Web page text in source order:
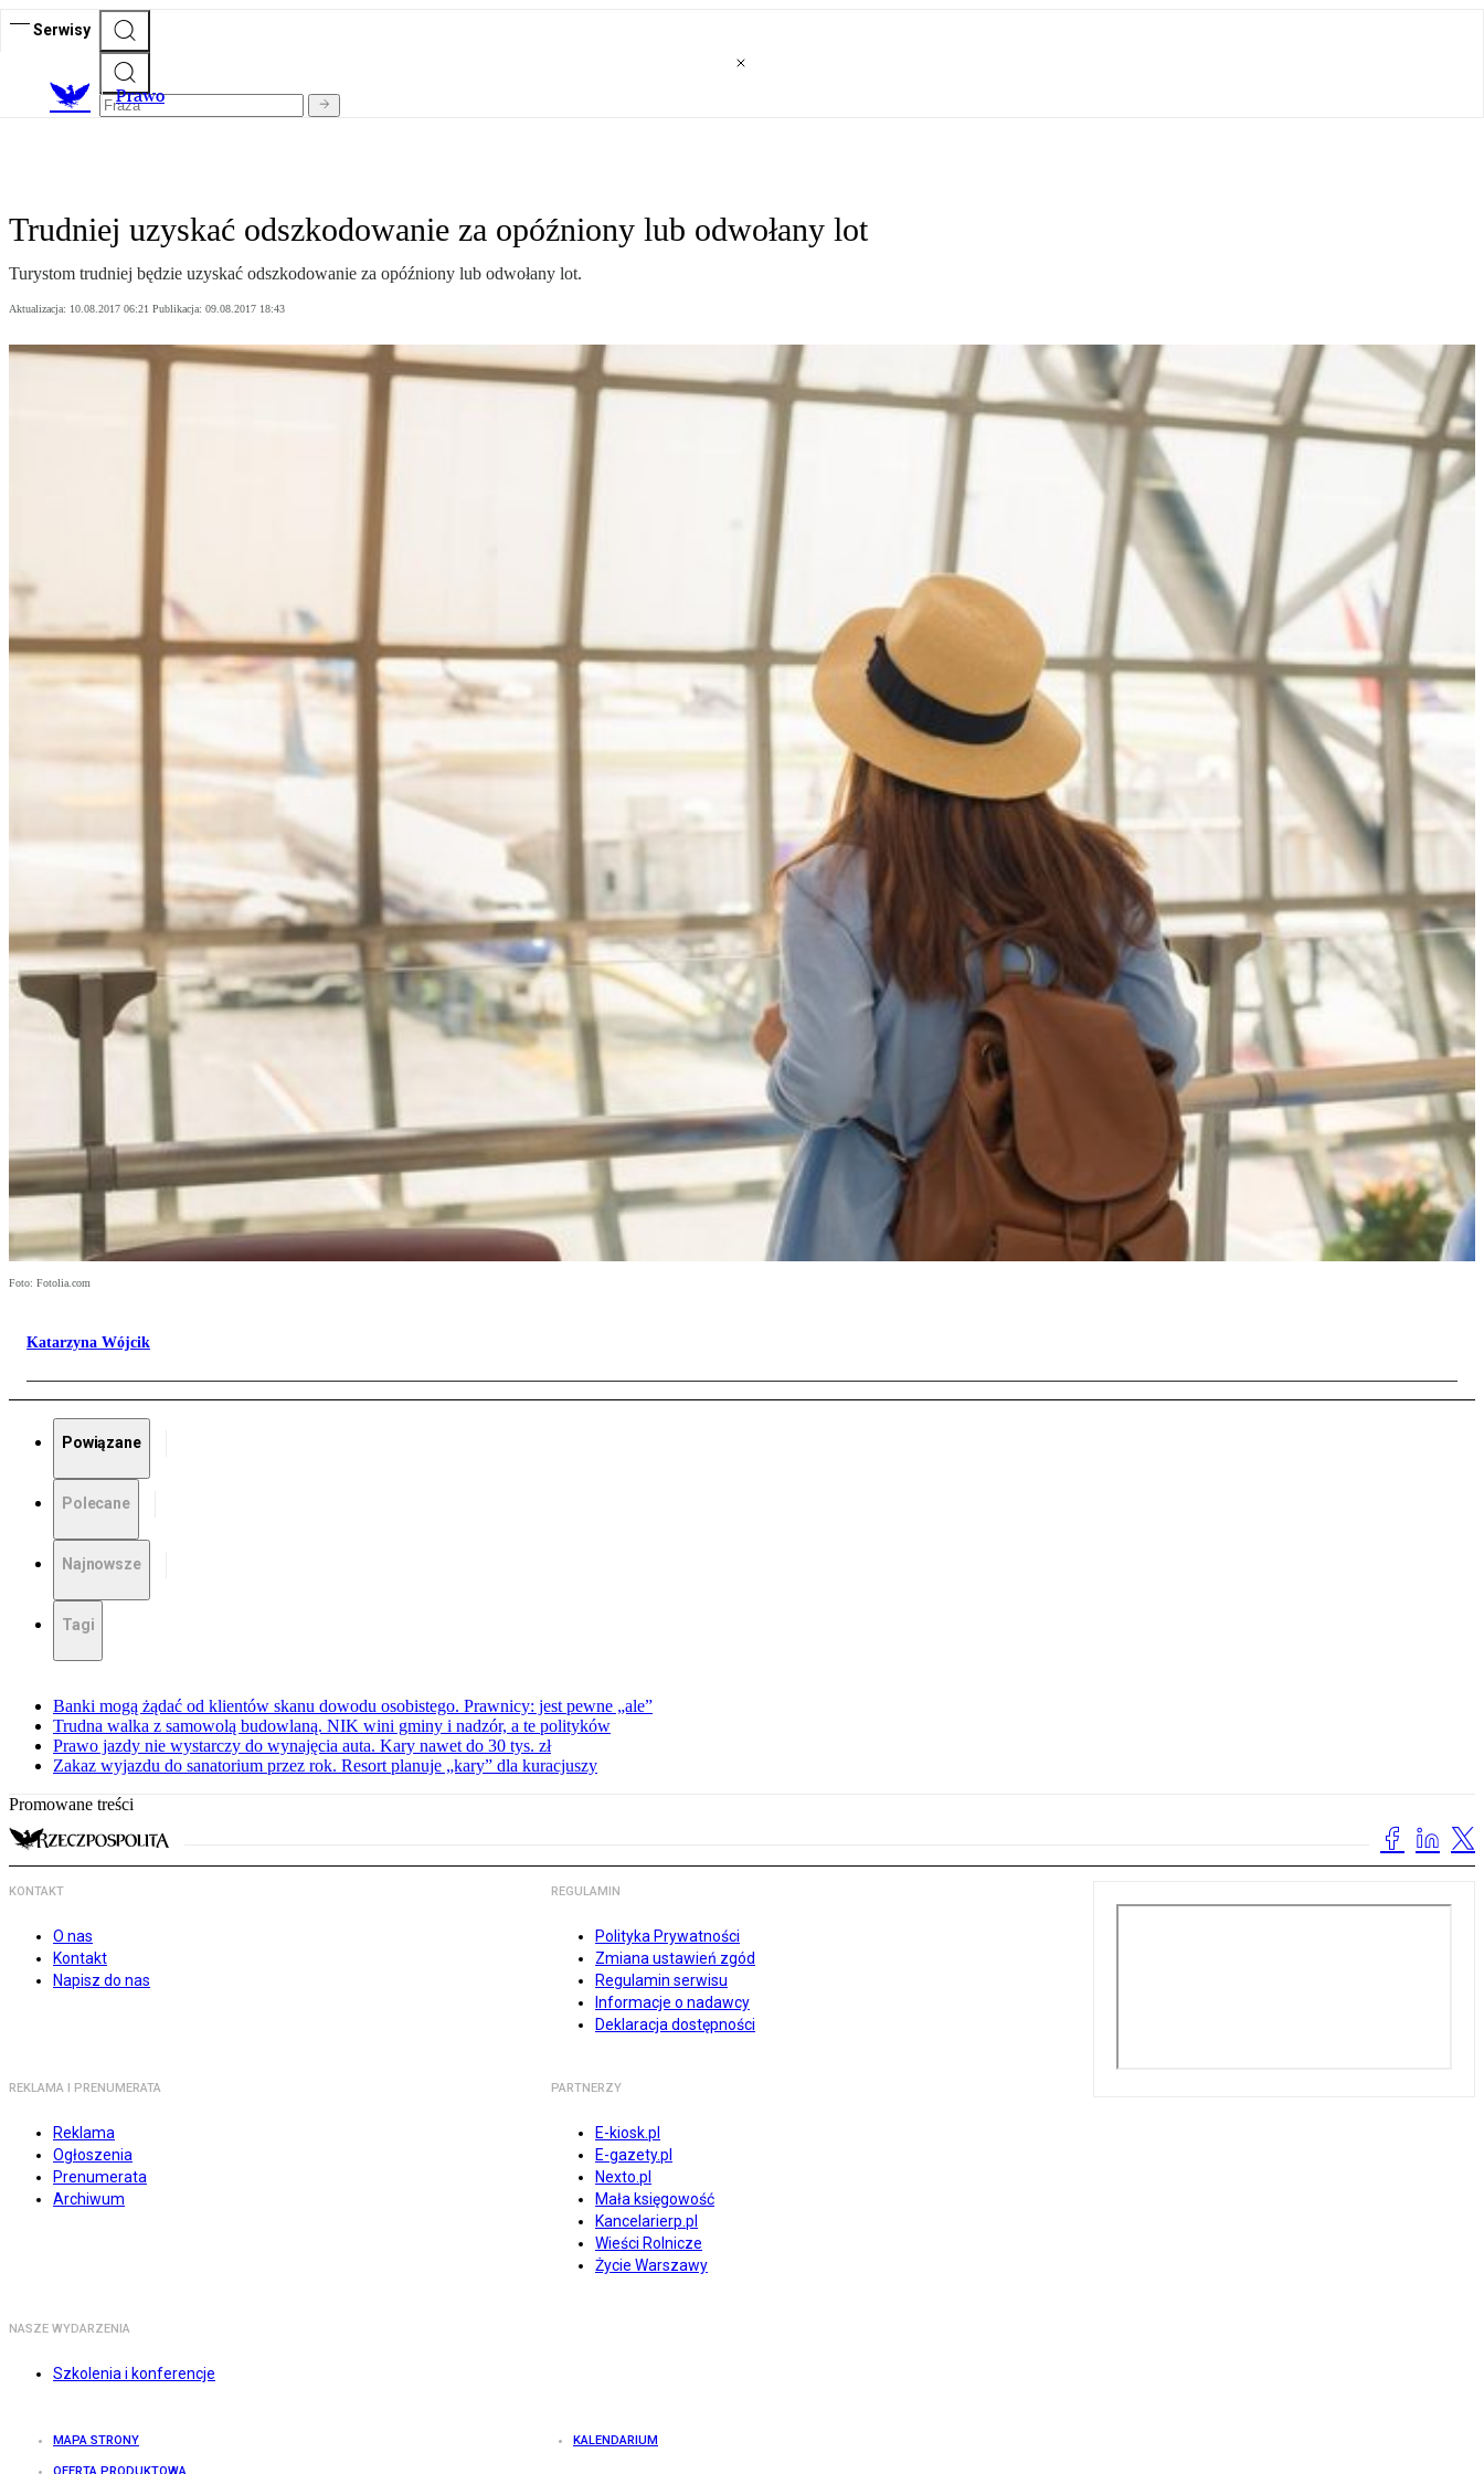
Serwisy
Prawo
Trudniej uzyskać odszkodowanie za opóźniony lub odwołany lot
Turystom trudniej będzie uzyskać odszkodowanie za opóźniony lub odwołany lot.
Aktualizacja: 10.08.2017 06:21 Publikacja: 09.08.2017 18:43
Foto: Fotolia.com
Katarzyna Wójcik
Powiązane
Polecane
Najnowsze
Tagi
Banki mogą żądać od klientów skanu dowodu osobistego. Prawnicy: jest pewne „ale”
Trudna walka z samowolą budowlaną. NIK wini gminy i nadzór, a te polityków
Prawo jazdy nie wystarczy do wynajęcia auta. Kary nawet do 30 tys. zł
Zakaz wyjazdu do sanatorium przez rok. Resort planuje „kary” dla kuracjuszy
Promowane treści
KONTAKT
O nas
Kontakt
Napisz do nas
REGULAMIN
Polityka Prywatności
Zmiana ustawień zgód
Regulamin serwisu
Informacje o nadawcy
Deklaracja dostępności
REKLAMA I PRENUMERATA
Reklama
Ogłoszenia
Prenumerata
Archiwum
PARTNERZY
E-kiosk.pl
E-gazety.pl
Nexto.pl
Mała księgowość
Kancelarierp.pl
Wieści Rolnicze
Życie Warszawy
NASZE WYDARZENIA
Szkolenia i konferencje
MAPA STRONY KALENDARIUM